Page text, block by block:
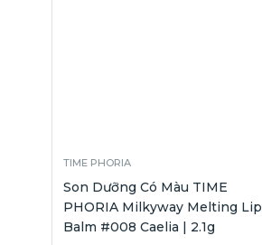
TIME PHORIA
Son Dưỡng Có Màu TIME
PHORIA Milkyway Melting Lip
Balm #008 Caelia | 2.1g